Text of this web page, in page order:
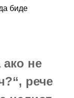
биде
ако не
рече